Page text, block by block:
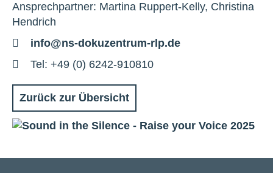
Ansprechpartner: Martina Ruppert-Kelly, Christina
Hendrich
E-
Mail
info@ns-dokuzentrum-rlp.de
Telefon
Tel: +49 (0) 6242-910810
Zurück zur Übersicht